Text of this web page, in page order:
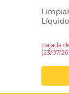
Bajada
(23/07/